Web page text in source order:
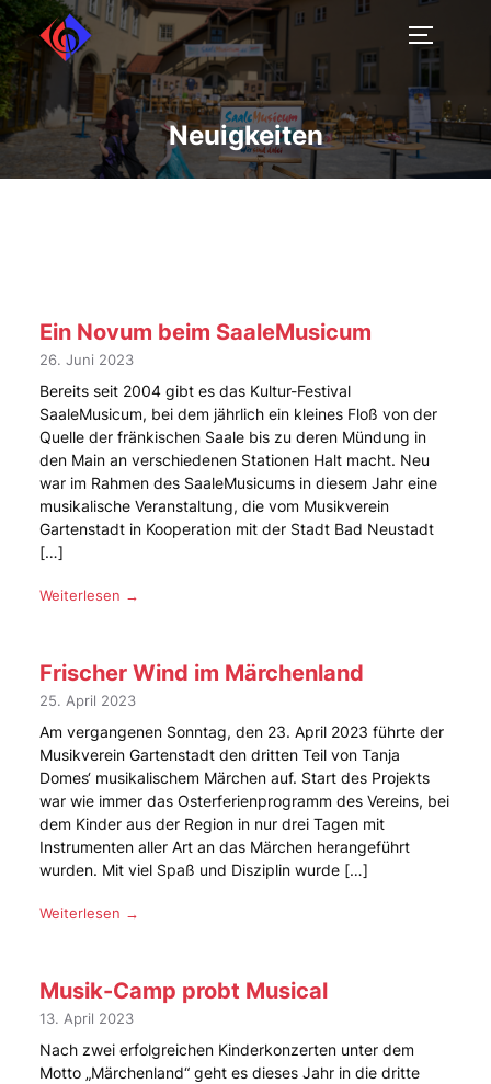
Neuigkeiten
Ein Novum beim SaaleMusicum
26. Juni 2023
Bereits seit 2004 gibt es das Kultur-Festival
SaaleMusicum, bei dem jährlich ein kleines Floß von der
Quelle der fränkischen Saale bis zu deren Mündung in
den Main an verschiedenen Stationen Halt macht. Neu
war im Rahmen des SaaleMusicums in diesem Jahr eine
musikalische Veranstaltung, die vom Musikverein
Gartenstadt in Kooperation mit der Stadt Bad Neustadt
[…]
Weiterlesen →
Frischer Wind im Märchenland
25. April 2023
Am vergangenen Sonntag, den 23. April 2023 führte der
Musikverein Gartenstadt den dritten Teil von Tanja
Domes‘ musikalischem Märchen auf. Start des Projekts
war wie immer das Osterferienprogramm des Vereins, bei
dem Kinder aus der Region in nur drei Tagen mit
Instrumenten aller Art an das Märchen herangeführt
wurden. Mit viel Spaß und Disziplin wurde […]
Weiterlesen →
Musik-Camp probt Musical
13. April 2023
Nach zwei erfolgreichen Kinderkonzerten unter dem
Motto „Märchenland“ geht es dieses Jahr in die dritte